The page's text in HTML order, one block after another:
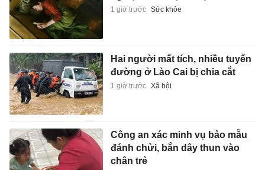
1 giờ trước Sức khỏe
Hai người mất tích, nhiều tuyến
đường ở Lào Cai bị chia cắt
1 giờ trước Xã hội
Công an xác minh vụ bảo mẫu
đánh chửi, bắn dây thun vào
chân trẻ